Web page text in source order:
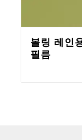
볼링 레인
필름